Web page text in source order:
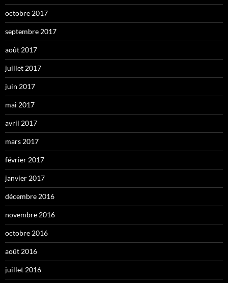
octobre 2017
septembre 2017
août 2017
juillet 2017
juin 2017
mai 2017
avril 2017
mars 2017
février 2017
janvier 2017
décembre 2016
novembre 2016
octobre 2016
août 2016
juillet 2016